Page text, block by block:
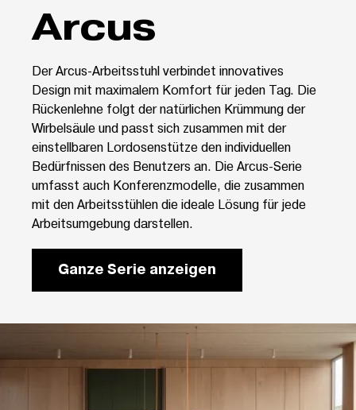
Arcus
Der Arcus-Arbeitsstuhl verbindet innovatives
Design mit maximalem Komfort für jeden Tag. Die
Rückenlehne folgt der natürlichen Krümmung der
Wirbelsäule und passt sich zusammen mit der
einstellbaren Lordosenstütze den individuellen
Bedürfnissen des Benutzers an. Die Arcus-Serie
umfasst auch Konferenzmodelle, die zusammen
mit den Arbeitsstühlen die ideale Lösung für jede
Arbeitsumgebung darstellen.
Ganze Serie anzeigen